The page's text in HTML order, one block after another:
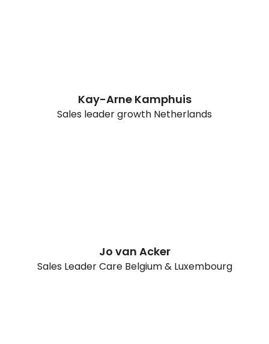
Kay-Arne Kamphuis
Sales leader growth Netherlands
Jo van Acker
Sales Leader Care Belgium & Luxembourg